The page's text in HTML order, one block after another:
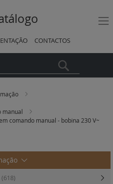
CONTACTOS
manual
comando manual - bobina 230 V~
(618)